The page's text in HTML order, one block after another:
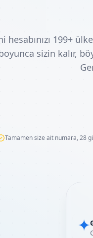
hesabınızı 199+
sizin kalır,
Tamamen size ait numara, 28